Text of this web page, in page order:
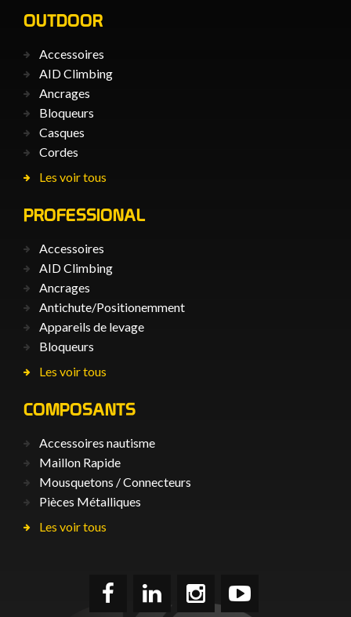
OUTDOOR
Accessoires
AID Climbing
Ancrages
Bloqueurs
Casques
Cordes
Les voir tous
PROFESSIONAL
Accessoires
AID Climbing
Ancrages
Antichute/Positionemment
Appareils de levage
Bloqueurs
Les voir tous
COMPOSANTS
Accessoires nautisme
Maillon Rapide
Mousquetons / Connecteurs
Pièces Métalliques
Les voir tous